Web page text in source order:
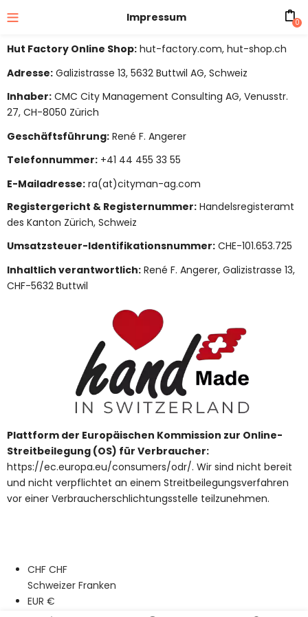
Impressum 0
Hut Factory Online Shop: hut-factory.com, hut-shop.ch
Adresse: Galizistrasse 13, 5632 Buttwil AG, Schweiz
Inhaber: CMC City Management Consulting AG, Venusstr.
27, CH-8050 Zürich
Geschäftsführung: René F. Angerer
Telefonnummer: +41 44 455 33 55
E-Mailadresse: ra(at)cityman-ag.com
Registergericht & Registernummer: Handelsregisteramt
des Kanton Zürich, Schweiz
Umsatzsteuer-Identifikationsnummer: CHE-101.653.725
Inhaltlich verantwortlich: René F. Angerer, Galizistrasse 13,
CHF-5632 Buttwil
Plattform der Europäischen Kommission zur Online-
Streitbeilegung (OS) für Verbraucher:
https://ec.europa.eu/consumers/odr/. Wir sind nicht bereit
und nicht verpflichtet an einem Streitbeilegungsverfahren
vor einer Verbraucherschlichtungsstelle teilzunehmen.
CHF CHF
Schweizer Franken
EUR €